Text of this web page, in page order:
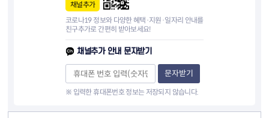
채널추가
코로나19 정보와 다양한 혜택·지원·일자리 안내를
친구추가로 간편히 받아보세요!
채널추가 안내 문자받기
문자받기
※ 입력한 휴대폰번호 정보는 저장되지 않습니다.